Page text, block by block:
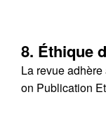
8. Éthique
La revue
on Publication